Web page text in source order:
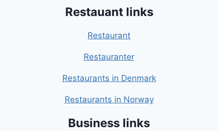
Restauant links
Restaurant
Restauranter
Restaurants in Denmark
Restaurants in Norway
Business links